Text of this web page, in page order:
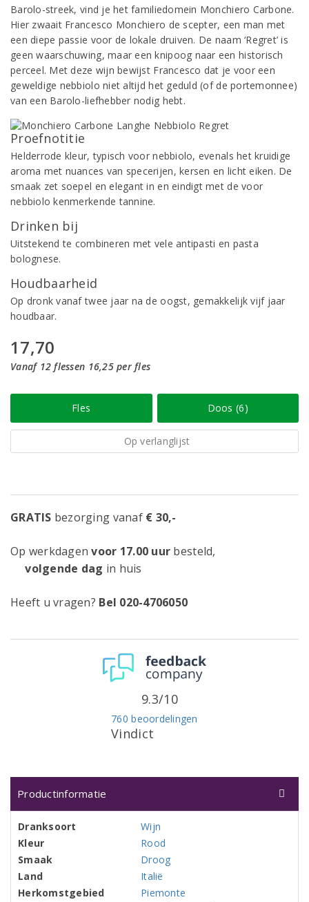
Barolo-streek, vind je het familiedomein Monchiero Carbone.
Hier zwaait Francesco Monchiero de scepter, een man met
een diepe passie voor de lokale druiven. De naam ‘Regret’ is
geen waarschuwing, maar een knipoog naar een historisch
perceel. Met deze wijn bewijst Francesco dat je voor een
geweldige nebbiolo niet altijd het geduld (of de portemonnee)
van een Barolo-liefhebber nodig hebt.
Proefnotitie
Helderrode kleur, typisch voor nebbiolo, evenals het kruidige
aroma met nuances van specerijen, kersen en licht eiken. De
smaak zet soepel en elegant in en eindigt met de voor
nebbiolo kenmerkende tannine.
Drinken bij
Uitstekend te combineren met vele antipasti en pasta
bolognese.
Houdbaarheid
Op dronk vanaf twee jaar na de oogst, gemakkelijk vijf jaar
houdbaar.
17,70
Vanaf 12 flessen 16,25 per fles
Fles Doos (6)
Op verlanglijst
GRATIS bezorging vanaf € 30,-
Op werkdagenvoor 17.00 uur besteld,
volgende dag in huis
Heeft u vragen? Bel 020-4706050
Vindict
760 beoordelingen
9.3/10
Productinformatie
Dranksoort
Wijn
Kleur
Rood
Smaak
Droog
Land
Italië
Herkomstgebied
Piemonte